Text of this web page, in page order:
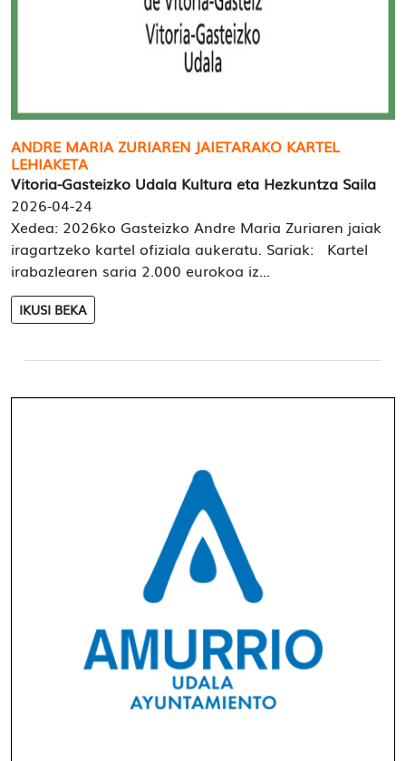
ANDRE MARIA ZURIAREN JAIETARAKO KARTEL
LEHIAKETA
Vitoria-Gasteizko Udala Kultura eta Hezkuntza Saila
2026-04-24
Xedea: 2026ko Gasteizko Andre Maria Zuriaren jaiak
iragartzeko kartel ofiziala aukeratu. Sariak: Kartel
irabazlearen saria 2.000 eurokoa iz...
IKUSI BEKA